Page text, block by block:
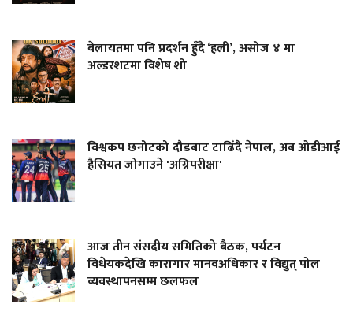
बेलायतमा पनि प्रदर्शन हुँदै ‘हली’, असोज ४ मा
अल्डरशटमा विशेष शो
विश्वकप छनोटको दौडबाट टाढिँदै नेपाल, अब ओडीआई
हैसियत जोगाउने 'अग्निपरीक्षा'
आज तीन संसदीय समितिको बैठक, पर्यटन
विधेयकदेखि कारागार मानवअधिकार र विद्युत् पोल
व्यवस्थापनसम्म छलफल